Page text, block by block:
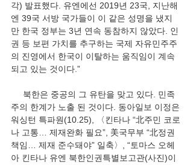
각) 발표했다. 유엔에선 2019년 23국, 지난해
엔 39국 서방 국가들이 이 같은 성명을 냈지
만 한국 정부는 3년 연속 동참하지 않았다. 인
권 등 보편 가치를 추구하는 국제 자유민주주
의 진영에서 한국이 이탈하는 움직임이 계속
되고 있는 것이다.”
주의 한계가 노출 된 것이다. 동아일보 이정은
워싱턴 특파원(10.25), 〈킨타나 “北주민 코로
나 고통… 제재완화 필요”, 美국무부 “北정권
책임… 제재 준수돼야” 일축〉, “토마스 오헤
아 킨타나 유엔 북한인권특별보고관(사진)이